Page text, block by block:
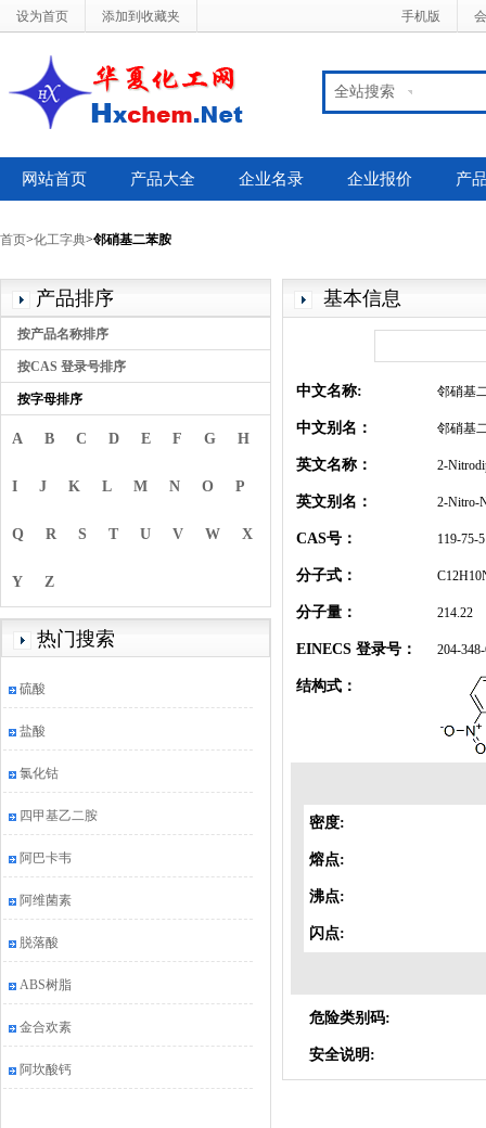
设为首页 添加到收藏夹 手机版
全站搜索
网站首页 产品大全 企业名录 企业报价 产
首页>化工字典>邻硝基二苯胺
产品排序
按产品名称排序
按CAS 登录号排序
按字母排序
A B C D E F G H
I J K L M N O P
Q R S T U V W X
Y Z
热门搜索
硫酸
盐酸
氯化钴
四甲基乙二胺
阿巴卡韦
阿维菌素
脱落酸
ABS树脂
金合欢素
阿坎酸钙
基本信息
中文名称: 邻硝基
中文别名： 邻硝基
英文名称： 2-
英文别名： 2-Nitro-
CAS号： 119-75-5
分子式：
分子量： 214.22
EINECS 登录号： 204-
结构式：
密度:
熔点:
沸点:
闪点:
危险类别码:
安全说明: